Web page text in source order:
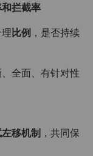
拦截率
比例 ，是否持续
全面、有针对性
移机制 ，共同保